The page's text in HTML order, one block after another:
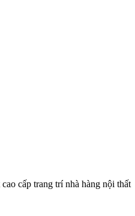
cấp trang trí nhà hàng nội thất